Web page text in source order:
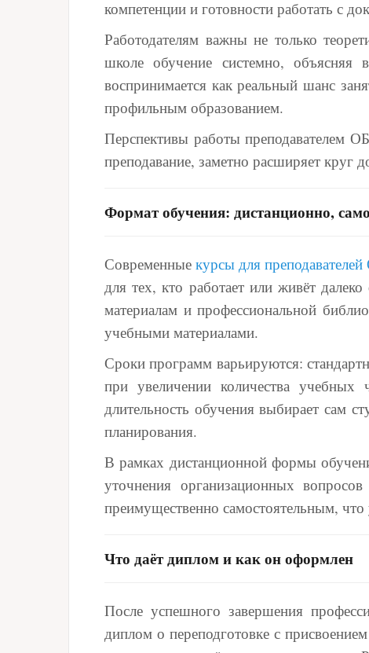
компетенции и готовности работать с
Работодателям важны не только
школе обучение системно,
воспринимается как реальный шанс
профильным образованием.
Перспективы работы преподавателем
преподавание, заметно расширяет круг
Формат обучения: дистанционно,
Современныекурсы для
для тех, кто работает или живёт
материалам и профессиональной
учебными материалами.
Сроки программ варьируются:
при увеличении количества
длительность обучения выбирает сам
планирования.
В рамках дистанционной формы
уточнения организационных
преимущественно самостоятельным,
Что даёт диплом и как он оформлен
После успешного завершения
диплом о переподготовке с